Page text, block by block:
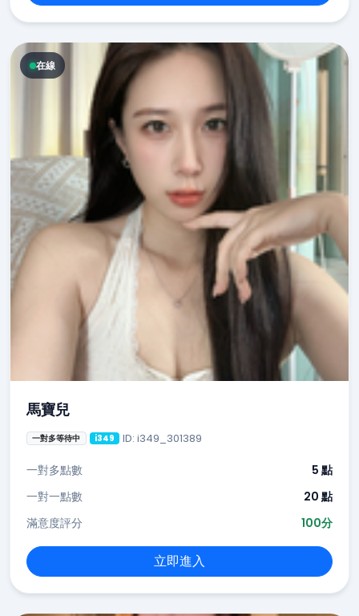
在線
馬寶兒
一對多等待中 i349 ID: i349_301389
一對多點數
5 點
一對一點數
20 點
滿意度評分
100分
立即進入